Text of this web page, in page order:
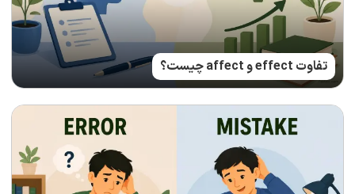
تفاوت effect و affect چیست؟